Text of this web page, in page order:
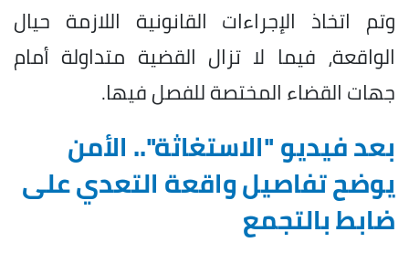
وتم اتخاذ الإجراءات القانونية اللازمة حيال
الواقعة، فيما لا تزال القضية متداولة أمام
جهات القضاء المختصة للفصل فيها.
بعد فيديو "الاستغاثة".. الأمن
يوضح تفاصيل واقعة التعدي على
ضابط بالتجمع